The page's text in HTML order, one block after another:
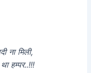
ना मिली,
हम्पर..!!!